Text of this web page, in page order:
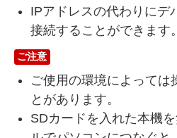
IPアドレスの代わりにデ
接続することができます。
ご注意
ご使用の環境によっては
とがあります。
SDカードを入れた本機